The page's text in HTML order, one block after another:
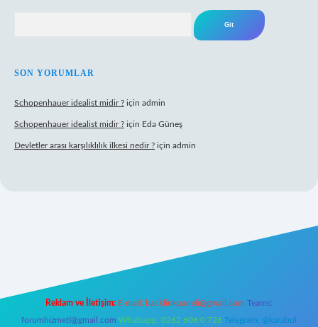
SON YORUMLAR
Schopenhauer idealist midir ? için admin
Schopenhauer idealist midir ? için Eda Güneş
Devletler arası karşılıklılık ilkesi nedir ? için admin
Reklam ve İletişim: E-mail: backlinkpaneli@gmail.com Teams:
forumhizmeti@gmail.com Whatsapp: 0262 606 0 726 Telegram: @karabul